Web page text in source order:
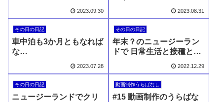
2023.09.30 2023.08.31
その日の日記
車中泊も3か月ともなれば
な…
2023.07.28
その日の日記
年末？のニュージーラン
ドで 日常生活と接種と…
2022.12.29
その日の日記
ニュージーランドでクリ
動画制作うらばなし
#15 動画制作のうらばな